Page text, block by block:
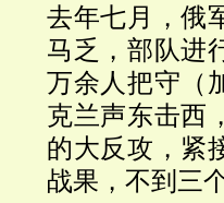
去年七月，俄
马乏，部队进
万余人把守（
克兰声东击西
的大反攻，紧
战果，不到三